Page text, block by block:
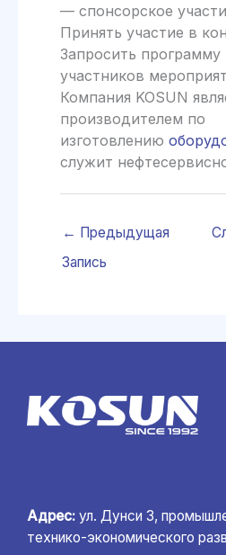
— спонсорское
Принять участие в
Запросить программу
участников
Компания KOSUN
производителем по
изготовлению
служит
← Предыдущая
Запись
Адрес: ул. Дунси 3,
технико-экономического